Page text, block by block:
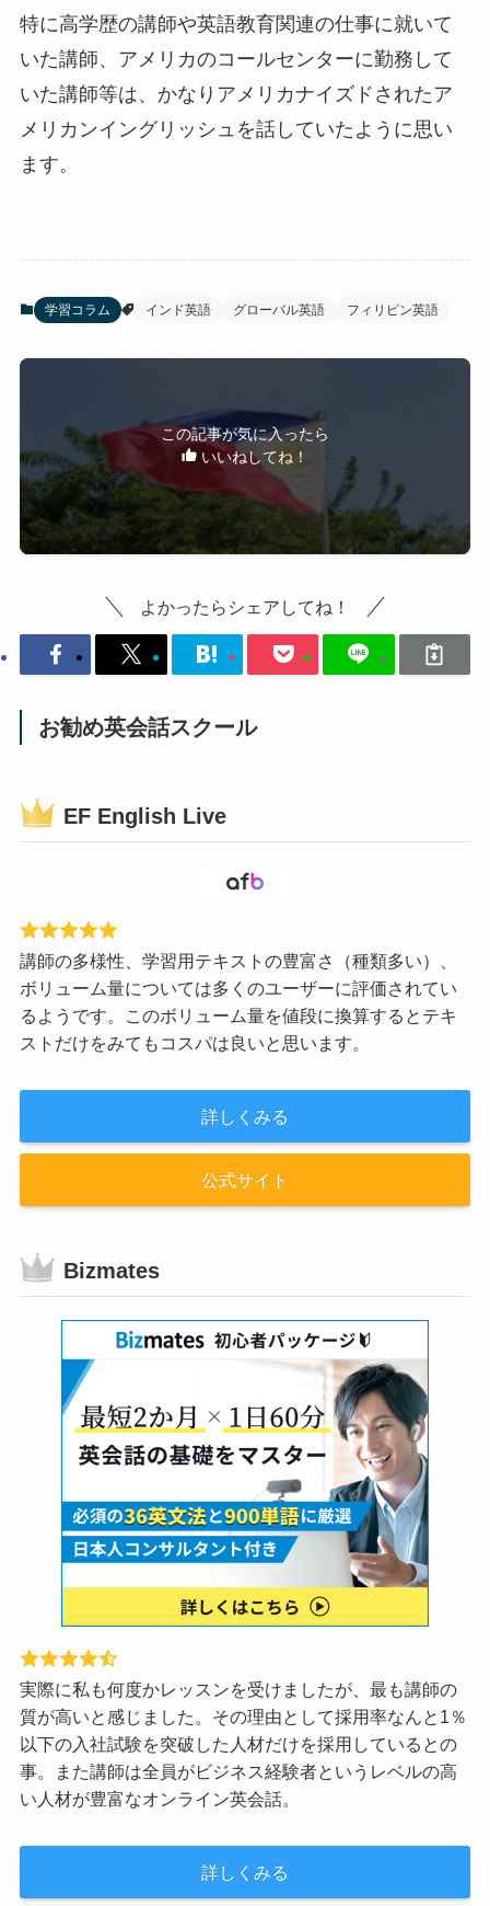
特に高学歴の講師や英語教育関連の仕事に就いて
いた講師、アメリカのコールセンターに勤務して
いた講師等は、かなりアメリカナイズドされたア
メリカンイングリッシュを話していたように思い
ます。
学習コラム インド英語 グローバル英語 フィリピン英語
この記事が気に入ったら
いいねしてね！
よかったらシェアしてね！
お勧め英会話スクール
EF English Live
講師の多様性、学習用テキストの豊富さ（種類多い）、
ボリューム量については多くのユーザーに評価されてい
るようです。このボリューム量を値段に換算するとテキ
ストだけをみてもコスパは良いと思います。
詳しくみる
公式サイト
Bizmates
実際に私も何度かレッスンを受けましたが、最も講師の
質が高いと感じました。その理由として採用率なんと1％
以下の入社試験を突破した人材だけを採用しているとの
事。また講師は全員がビジネス経験者というレベルの高
い人材が豊富なオンライン英会話。
詳しくみる